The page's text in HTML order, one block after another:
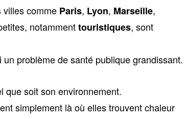
villes comme Paris, Lyon, Marseille,
notammenttouristiques, sont
problème de santé publique grandissant.
que soit son environnement.
simplement là où elles trouvent chaleur